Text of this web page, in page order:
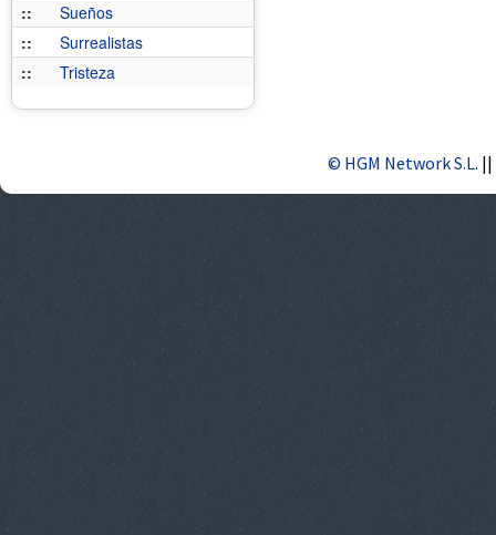
::
Sueños
::
Surrealistas
::
Tristeza
© HGM Network S.L. ||